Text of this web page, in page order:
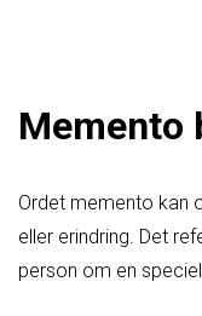
Memento
Ordet memento kan
eller erindring. Det
person om en